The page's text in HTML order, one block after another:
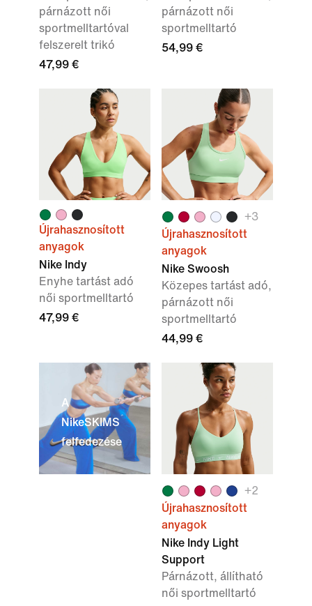
párnázott női
sportmelltartóval
felszerelt trikó
47,99 €
párnázott női
sportmelltartó
54,99 €
Újrahasznosított
anyagok
Nike Indy
Enyhe tartást adó
női sportmelltartó
47,99 €
+3
Újrahasznosított
anyagok
Nike Swoosh
Közepes tartást adó,
párnázott női
sportmelltartó
44,99 €
A
NikeSKIMS
felfedezése
+2
Újrahasznosított
anyagok
Nike Indy Light
Support
Párnázott, állítható
női sportmelltartó